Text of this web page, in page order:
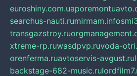
euroshiny.com.ua
searchus-nauti.rumirmam.info
transgazstroy.ru
xtreme-rp.ruwasdpvp.ruvoda-
orenferma.ruavtoservis-avgust.ru
backstage-682-music.ru